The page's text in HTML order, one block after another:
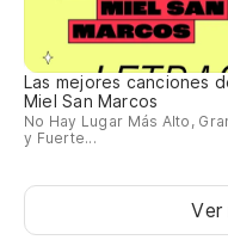
Las mejores canciones
Miel San Marcos
No Hay Lugar Más Alto,
y Fuerte...
Ver